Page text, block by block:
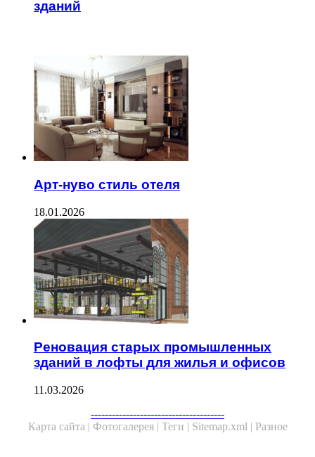
зданий
Арт-нуво стиль отеля
18.01.2026
Реновация старых промышленных
зданий в лофты для жилья и офисов
11.03.2026
--------------------------------------
Карта сайта | Фотогалерея | Теги | Sitemap.xml | Разное